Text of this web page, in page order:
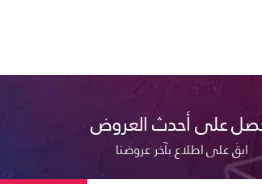
على أحدث العروض
ابقَ على اطلاع بآخر عروضنا